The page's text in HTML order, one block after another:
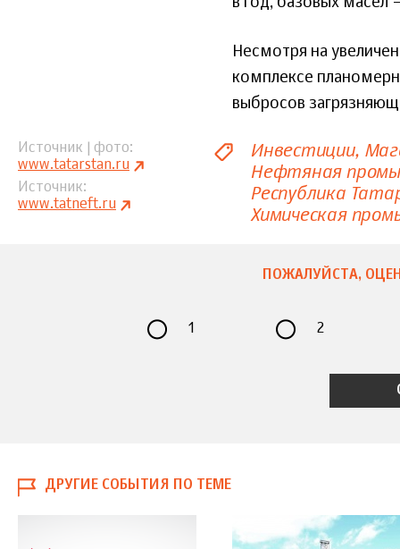
Несмотря на
комплексе
выбросов
Источник | фото
www.tatarstan.ru
Источник
www.tatneft.ru
Инвестиции
Нефтяная
Республика
Химическая
ПОЖАЛУЙСТА,
1 2
ДРУГИЕ СОБЫТИЯ ПО ТЕМЕ